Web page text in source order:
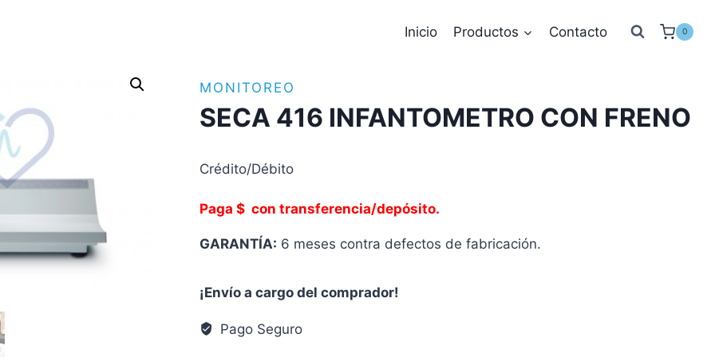
Inicio Productos Contacto 0
MONITOREO
SECA 416 INFANTOMETRO CON FRENO
Crédito/Débito
Paga $ con transferencia/depósito.
GARANTÍA: 6 meses contra defectos de fabricación.
¡Envío a cargo del comprador!
Pago Seguro